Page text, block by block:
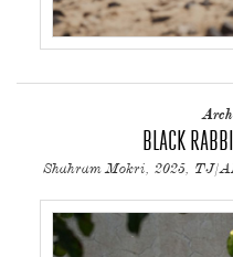
BLACK
Shahram Mokri, 2025, TJ/